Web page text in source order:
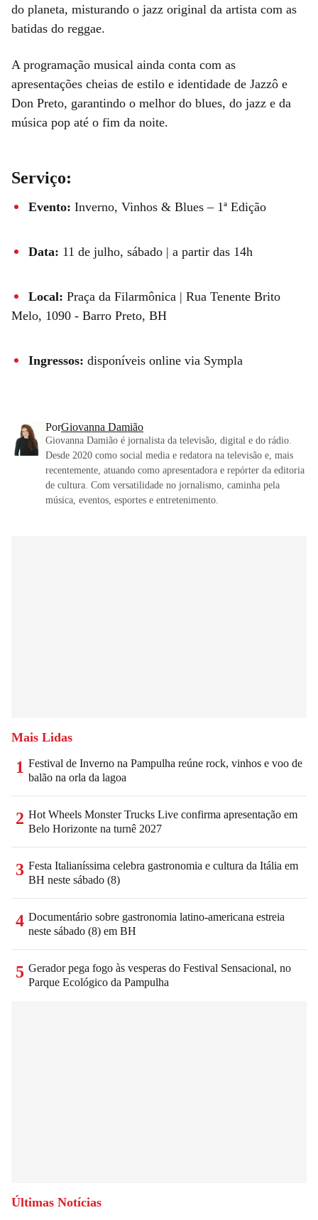
do planeta, misturando o jazz original da artista com as
batidas do reggae.
A programação musical ainda conta com as
apresentações cheias de estilo e identidade de Jazzô e
Don Preto, garantindo o melhor do blues, do jazz e da
música pop até o fim da noite.
Serviço:
Evento: Inverno, Vinhos & Blues – 1ª Edição
Data: 11 de julho, sábado | a partir das 14h
Local: Praça da Filarmônica | Rua Tenente Brito
Melo, 1090 - Barro Preto, BH
Ingressos: disponíveis online via Sympla
PorGiovanna Damião
Giovanna Damião é jornalista da televisão, digital e do rádio.
Desde 2020 como social media e redatora na televisão e, mais
recentemente, atuando como apresentadora e repórter da editoria
de cultura. Com versatilidade no jornalismo, caminha pela
música, eventos, esportes e entretenimento.
Mais Lidas
1 Festival de Inverno na Pampulha reúne rock, vinhos e voo de
balão na orla da lagoa
2 Hot Wheels Monster Trucks Live confirma apresentação em
Belo Horizonte na turnê 2027
3 Festa Italianíssima celebra gastronomia e cultura da Itália em
BH neste sábado (8)
4 Documentário sobre gastronomia latino-americana estreia
neste sábado (8) em BH
5 Gerador pega fogo às vesperas do Festival Sensacional, no
Parque Ecológico da Pampulha
Últimas Notícias